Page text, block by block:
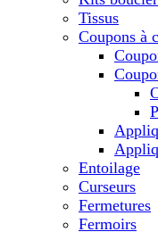
Tissus
Coupons à
Entoilage
Curseurs
Fermetures
Fermoirs